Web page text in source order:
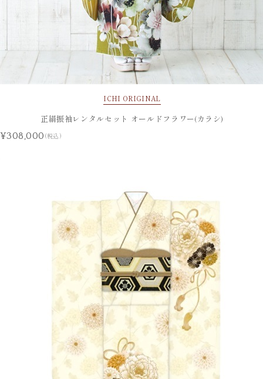
ICHI ORIGINAL
正絹振袖レンタルセット オールドフラワー(カラシ)
¥308,000 (税込)